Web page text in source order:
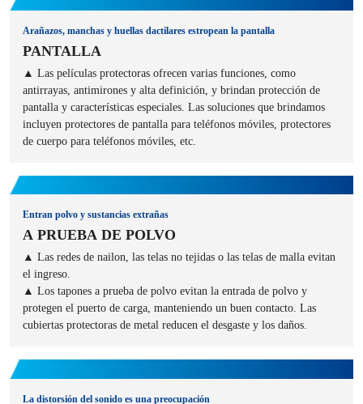
Arañazos, manchas y huellas dactilares estropean la pantalla
PANTALLA
▲ Las películas protectoras ofrecen varias funciones, como
antirrayas, antimirones y alta definición, y brindan protección de
pantalla y características especiales. Las soluciones que brindamos
incluyen protectores de pantalla para teléfonos móviles, protectores
de cuerpo para teléfonos móviles, etc.
Entran polvo y sustancias extrañas
A PRUEBA DE POLVO
▲ Las redes de nailon, las telas no tejidas o las telas de malla evitan
el ingreso.
▲ Los tapones a prueba de polvo evitan la entrada de polvo y
protegen el puerto de carga, manteniendo un buen contacto. Las
cubiertas protectoras de metal reducen el desgaste y los daños.
La distorsión del sonido es una preocupación